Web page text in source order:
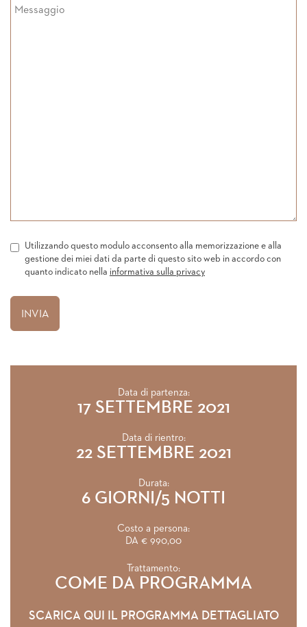
Utilizzando questo modulo acconsento alla memorizzazione e alla
gestione dei miei dati da parte di questo sito web in accordo con
quanto indicato nella informativa sulla privacy
Data di partenza:
17 SETTEMBRE 2021
Data di rientro:
22 SETTEMBRE 2021
Durata:
6 GIORNI/5 NOTTI
Costo a persona:
DA € 990,00
Trattamento:
COME DA PROGRAMMA
SCARICA QUI IL PROGRAMMA DETTAGLIATO